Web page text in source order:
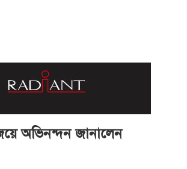
অভিনন্দন জানালেন